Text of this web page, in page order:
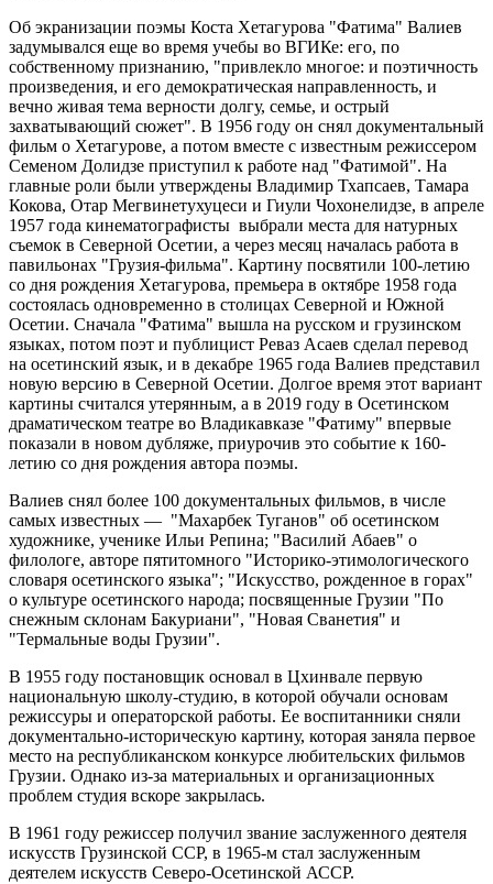
Об экранизации поэмы Коста Хетагурова "Фатима" Валиев
задумывался еще во время учебы во ВГИКе: его, по
собственному признанию, "привлекло многое: и поэтичность
произведения, и его демократическая направленность, и
вечно живая тема верности долгу, семье, и острый
захватывающий сюжет". В 1956 году он снял документальный
фильм о Хетагурове, а потом вместе с известным режиссером
Семеном Долидзе приступил к работе над "Фатимой". На
главные роли были утверждены Владимир Тхапсаев, Тамара
Кокова, Отар Мегвинетухуцеси и Гиули Чохонелидзе, в апреле
1957 года кинематографисты выбрали места для натурных
съемок в Северной Осетии, а через месяц началась работа в
павильонах "Грузия-фильма". Картину посвятили 100-летию
со дня рождения Хетагурова, премьера в октябре 1958 года
состоялась одновременно в столицах Северной и Южной
Осетии. Сначала "Фатима" вышла на русском и грузинском
языках, потом поэт и публицист Реваз Асаев сделал перевод
на осетинский язык, и в декабре 1965 года Валиев представил
новую версию в Северной Осетии. Долгое время этот вариант
картины считался утерянным, а в 2019 году в Осетинском
драматическом театре во Владикавказе "Фатиму" впервые
показали в новом дубляже, приурочив это событие к 160-
летию со дня рождения автора поэмы.
Валиев снял более 100 документальных фильмов, в числе
самых известных — "Махарбек Туганов" об осетинском
художнике, ученике Ильи Репина; "Василий Абаев" о
филологе, авторе пятитомного "Историко-этимологического
словаря осетинского языка"; "Искусство, рожденное в горах"
о культуре осетинского народа; посвященные Грузии "По
снежным склонам Бакуриани", "Новая Сванетия" и
"Термальные воды Грузии".
В 1955 году постановщик основал в Цхинвале первую
национальную школу-студию, в которой обучали основам
режиссуры и операторской работы. Ее воспитанники сняли
документально-историческую картину, которая заняла первое
место на республиканском конкурсе любительских фильмов
Грузии. Однако из-за материальных и организационных
проблем студия вскоре закрылась.
В 1961 году режиссер получил звание заслуженного деятеля
искусств Грузинской ССР, в 1965-м стал заслуженным
деятелем искусств Северо-Осетинской АССР.